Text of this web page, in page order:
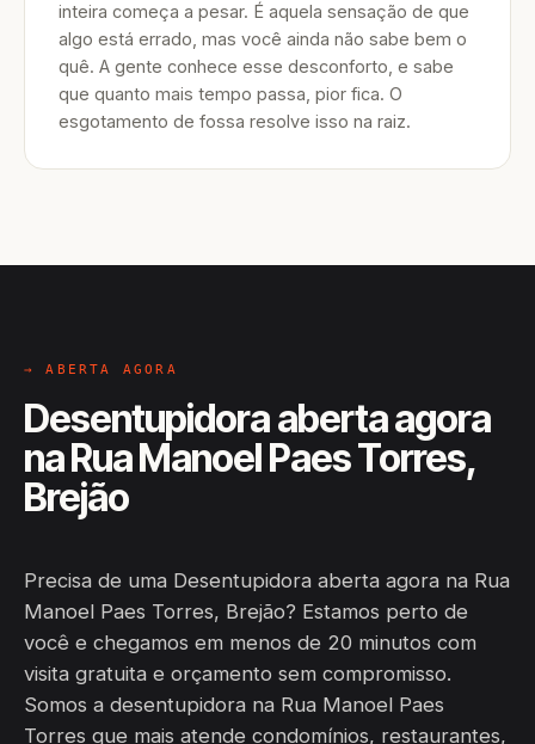
inteira começa a pesar. É aquela sensação de que
algo está errado, mas você ainda não sabe bem o
quê. A gente conhece esse desconforto, e sabe
que quanto mais tempo passa, pior fica. O
esgotamento de fossa resolve isso na raiz.
→ ABERTA AGORA
Desentupidora aberta agora
na Rua Manoel Paes Torres,
Brejão
Precisa de uma Desentupidora aberta agora na Rua
Manoel Paes Torres, Brejão? Estamos perto de
você e chegamos em menos de 20 minutos com
visita gratuita e orçamento sem compromisso.
Somos a desentupidora na Rua Manoel Paes
Torres que mais atende condomínios, restaurantes,